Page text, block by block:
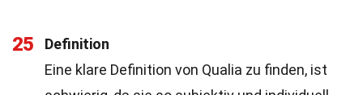
25
Definition
Eine klare Definition von Qualia zu finden, ist